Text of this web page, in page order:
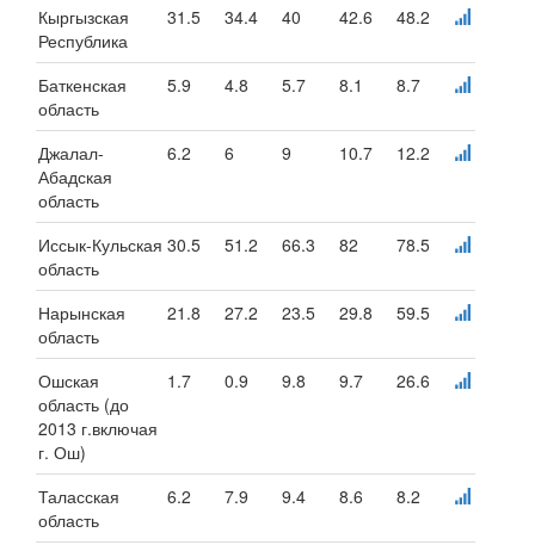
Кыргызская
Республика
31.5 34.4 40 42.6 48.2
Баткенская
область
5.9 4.8 5.7 8.1 8.7
Джалал-
Абадская
область
6.2 6 9 10.7 12.2
Иссык-Кульская
область
30.5 51.2 66.3 82 78.5
Нарынская
область
21.8 27.2 23.5 29.8 59.5
Ошская
область (до
2013 г.включая
г. Ош)
1.7 0.9 9.8 9.7 26.6
Таласская
область
6.2 7.9 9.4 8.6 8.2